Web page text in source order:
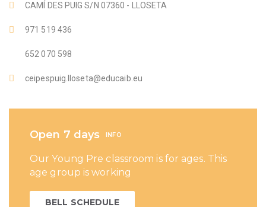
CAMÍ DES PUIG S/N 07360 - LLOSETA
971 519 436
652 070 598
ceipespuig.lloseta@educaib.eu
Open 7 days INFO
Our Young Pre classroom is for ages. This
age group is working
BELL SCHEDULE